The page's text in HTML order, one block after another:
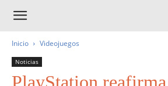
Inicio Videojuegos
Noticias